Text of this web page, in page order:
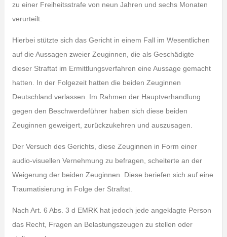
zu einer Freiheitsstrafe von neun Jahren und sechs Monaten
verurteilt.
Hierbei stützte sich das Gericht in einem Fall im Wesentlichen
auf die Aussagen zweier Zeuginnen, die als Geschädigte
dieser Straftat im Ermittlungsverfahren eine Aussage gemacht
hatten. In der Folgezeit hatten die beiden Zeuginnen
Deutschland verlassen. Im Rahmen der Hauptverhandlung
gegen den Beschwerdeführer haben sich diese beiden
Zeuginnen geweigert, zurückzukehren und auszusagen.
Der Versuch des Gerichts, diese Zeuginnen in Form einer
audio-visuellen Vernehmung zu befragen, scheiterte an der
Weigerung der beiden Zeuginnen. Diese beriefen sich auf eine
Traumatisierung in Folge der Straftat.
Nach Art. 6 Abs. 3 d EMRK hat jedoch jede angeklagte Person
das Recht, Fragen an Belastungszeugen zu stellen oder